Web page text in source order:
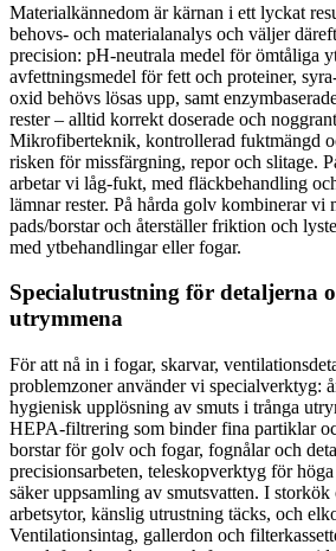
Materialkännedom är kärnan i ett lyckat
behovs- och materialanalys och väljer
precision: pH-neutrala medel för ömtåliga
avfettningsmedel för fett och proteiner,
oxid behövs lösas upp, samt
rester – alltid korrekt doserade och
Mikrofiberteknik, kontrollerad fuktmängd
risken för missfärgning, repor och slitage.
arbetar vi låg-fukt, med fläckbehandling
lämnar rester. På hårda golv kombinerar vi
pads/borstar och återställer friktion och
med ytbehandlingar eller fogar.
Specialutrustning för detaljerna
utrymmena
För att nå in i fogar, skarvar,
problemzoner använder vi specialverktyg:
hygienisk upplösning av smuts i trånga
HEPA-filtrering som binder fina partiklar
borstar för golv och fogar, fognålar och
precisionsarbeten, teleskopverktyg för
säker uppsamling av smutsvatten. I
arbetsytor, känslig utrustning täcks, och
Ventilationsintag, gallerdon och